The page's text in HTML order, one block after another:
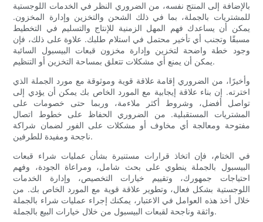
بالإضافة إلى المنتج نفسه، من الضروري النظر في الخدمات اللوجستية
للمشتريات بالجملة، بما في ذلك الشحن والتخزين وإدارة المخزون.
يمكن أن يساعدك فهم المهل الزمنية للإنتاج والتسليم في التخطيط
مسبقًا وتجنب أي تأخير محتمل في استلام طلبك. علاوة على ذلك، فإن
وجود خطة واضحة لتخزين وإدارة مخزون قبعات البيسبول السائبة
يمكن أن يمنع أي مشكلات تتعلق بمساحة التخزين أو التنظيم.
وأخيرًا، من الضروري إقامة علاقة قوية وموثوقة مع مورد الجملة الذي
اخترته. إن بناء علاقة إيجابية مع المورد الخاص بك يمكن أن يؤدي إلى
تواصل أفضل، وشروط أكثر ملاءمة، وربما حتى خصومات على
المشتريات المستقبلية. من الضروري الحفاظ على خطوط اتصال
مفتوحة ومعالجة أي مخاوف أو مشكلات على الفور لضمان شراكة
ناجحة ومفيدة للطرفين.
في الختام، فإن اتخاذ قرارات مستنيرة بشأن عمليات شراء قبعات
البيسبول بالجملة ينطوي على بحث شامل، ومراعاة الجودة، وفهم
احتياجات جمهورك، وتقييم خيارات التخصيص، وإدارة الخدمات
اللوجستية بشكل فعال، وتطوير علاقة قوية مع المورد الخاص بك. من
خلال أخذ هذه العوامل في الاعتبار، يمكنك إجراء عمليات شراء بالجملة
واثقة وناجحة لقبعات البيسبول من خلال خيارات البيع بالجملة.